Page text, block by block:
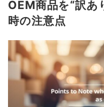
OEM商品を“訳あ
時の注意点